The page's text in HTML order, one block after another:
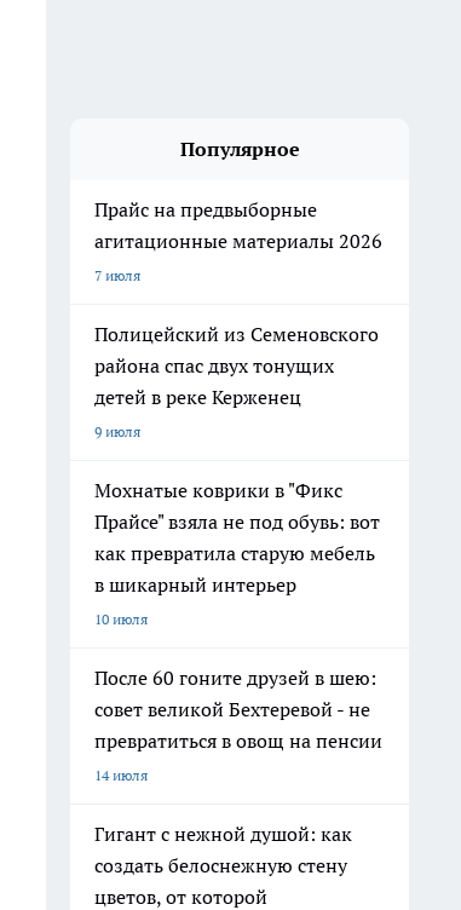
Популярное
Прайс на предвыборные
агитационные материалы 2026
7 июля
Полицейский из Семеновского
района спас двух тонущих
детей в реке Керженец
9 июля
Мохнатые коврики в "Фикс
Прайсе" взяла не под обувь: вот
как превратила старую мебель
в шикарный интерьер
10 июля
После 60 гоните друзей в шею:
совет великой Бехтеревой - не
превратиться в овощ на пенсии
14 июля
Гигант с нежной душой: как
создать белоснежную стену
цветов, от которой